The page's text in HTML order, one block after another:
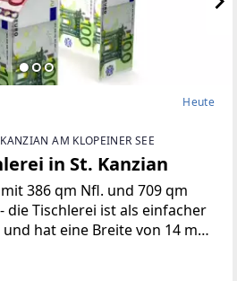
Heute
AM KLOPEINER SEE
in St. Kanzian
386 qm Nfl. und 709 qm
die Tischlerei ist als einfacher
hat eine Breite von 14 m
m - im Südwesttrakt sind